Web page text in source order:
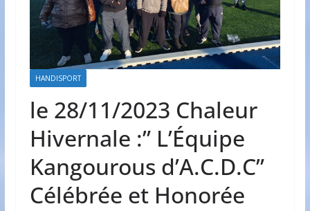
HANDISPORT
le 28/11/2023 Chaleur
Hivernale :” L’Équipe
Kangourous d’A.C.D.C”
Célébrée et Honorée